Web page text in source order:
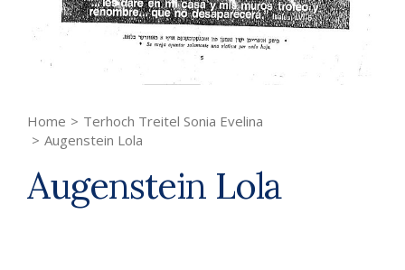
Home > Terhoch Treitel Sonia Evelina
> Augenstein Lola
Augenstein Lola